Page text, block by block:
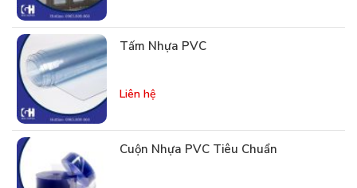
Tấm Nhựa PVC
Liên hệ
Cuộn Nhựa PVC Tiêu Chuẩn